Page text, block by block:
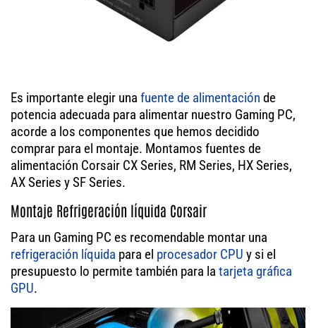
Es importante elegir una fuente de alimentación de
potencia adecuada para alimentar nuestro Gaming PC,
acorde a los componentes que hemos decidido
comprar para el montaje. Montamos fuentes de
alimentación Corsair CX Series, RM Series, HX Series,
AX Series y SF Series.
Montaje Refrigeración líquida Corsair
Para un Gaming PC es recomendable montar una
refrigeración líquida para el procesador CPU y si el
presupuesto lo permite también para la tarjeta gráfica
GPU.